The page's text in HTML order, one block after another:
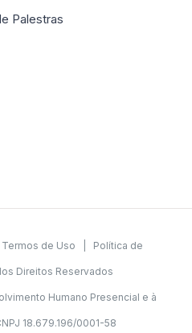
Palestras
Termos de Uso Política de
Direitos Reservados
Humano Presencial e à
18.679.196/0001-58